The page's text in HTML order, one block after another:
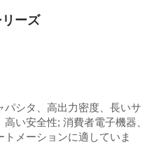
ーズ
シタ、高出力密度、長いサ
い安全性; 消費者電子機器、
メーションに適していま